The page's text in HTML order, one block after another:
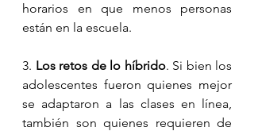
horarios en que menos personas
están en la escuela.
3. Los retos de lo híbrido. Si bien los
adolescentes fueron quienes mejor
se adaptaron a las clases en línea,
también son quienes requieren de